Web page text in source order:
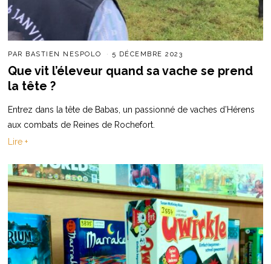
PAR BASTIEN NESPOLO 5 DÉCEMBRE 2023
Que vit l’éleveur quand sa vache se prend
la tête ?
Entrez dans la tête de Babas, un passionné de vaches d’Hérens
aux combats de Reines de Rochefort.
Lire +